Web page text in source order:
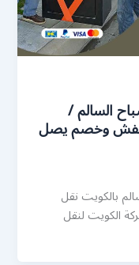
السالم /
عفش وخصم يصل
بالكويت نقل
الكويت لنقل